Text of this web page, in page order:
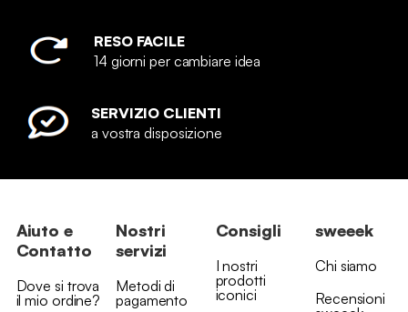
RESO FACILE
14 giorni per cambiare idea
SERVIZIO CLIENTI
a vostra disposizione
Aiuto e
Contatto
Dove si trova
il mio ordine?
Nostri
servizi
Metodi di
pagamento
Consigli
I nostri
prodotti
iconici
sweeek
Chi siamo
Recensioni